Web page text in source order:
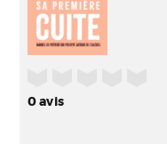
0avis